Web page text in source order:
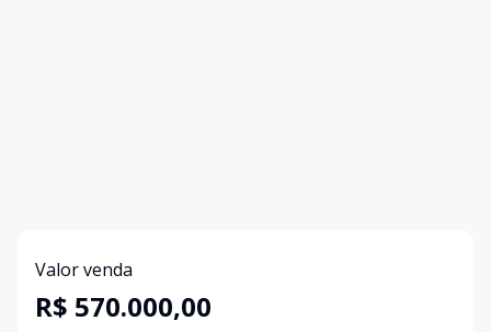
Valor venda
R$ 570.000,00